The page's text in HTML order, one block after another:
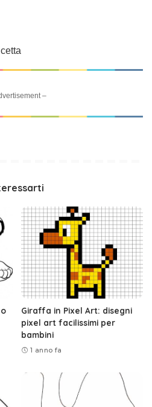
–
Giraffa in Pixel Art: disegni
pixel art facilissimi per
bambini
1 anno fa